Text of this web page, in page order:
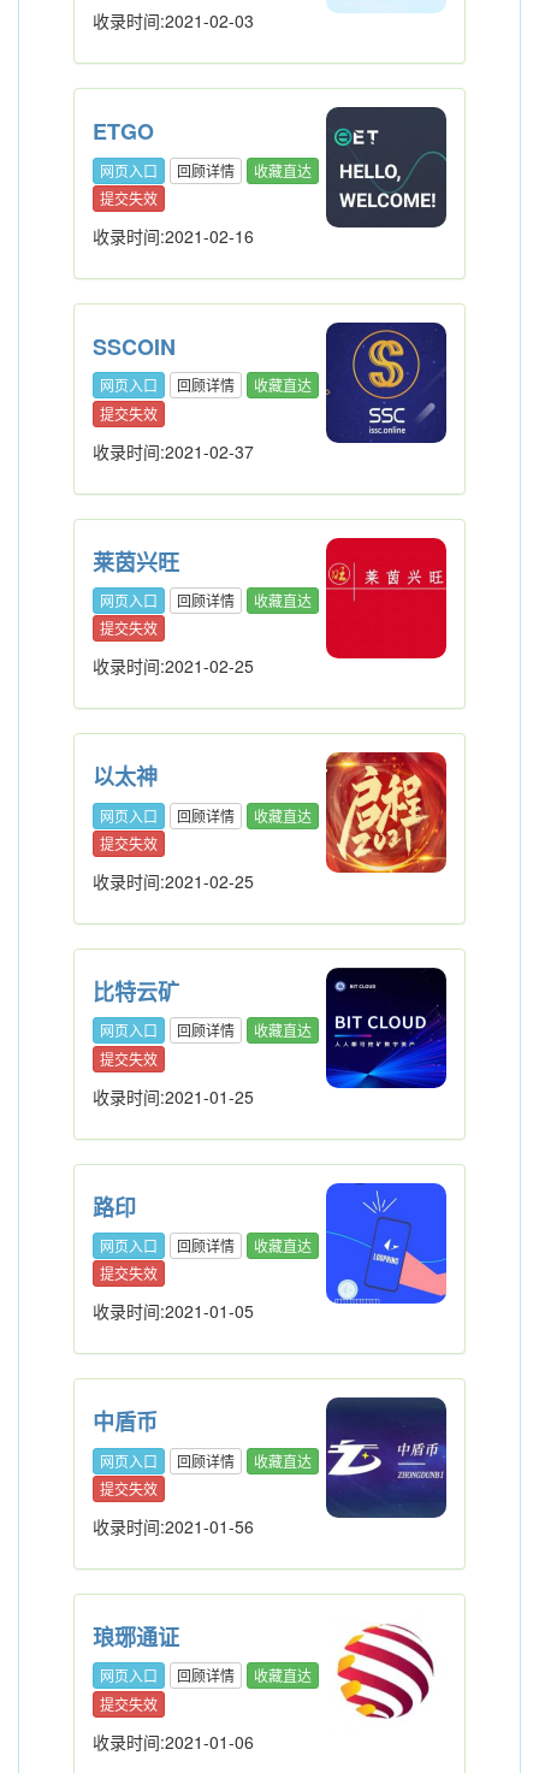
收录时间:2021-02-03
ETGO
网页入口 回顾详情
收藏直达
提交失效
收录时间:2021-02-16
SSCOIN
网页入口 回顾详情
收藏直达
提交失效
收录时间:2021-02-37
莱茵兴旺
网页入口 回顾详情
收藏直达
提交失效
收录时间:2021-02-25
以太神
网页入口 回顾详情
收藏直达
提交失效
收录时间:2021-02-25
比特云矿
网页入口 回顾详情
收藏直达
提交失效
收录时间:2021-01-25
路印
网页入口 回顾详情
收藏直达
提交失效
收录时间:2021-01-05
中盾币
网页入口 回顾详情
收藏直达
提交失效
收录时间:2021-01-56
琅琊通证
网页入口 回顾详情
收藏直达
提交失效
收录时间:2021-01-06